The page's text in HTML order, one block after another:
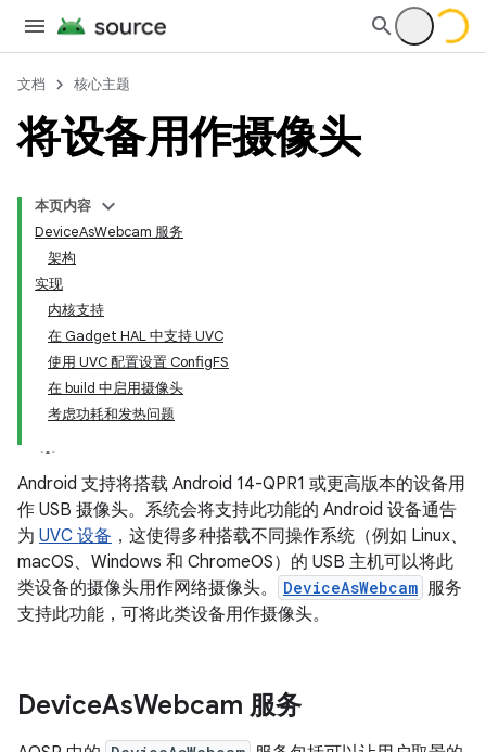
文档 核心主题
将设备用作摄像头
本页内容
DeviceAsWebcam 服务
架构
实现
内核支持
在 Gadget HAL 中支持 UVC
使用 UVC 配置设置 ConfigFS
在 build 中启用摄像头
考虑功耗和发热问题
Android 支持将搭载 Android 14-QPR1 或更高版本的设备用
作 USB 摄像头。系统会将支持此功能的 Android 设备通告
为 UVC 设备 ，这使得多种搭载不同操作系统（例如 Linux、
macOS、Windows 和 ChromeOS）的 USB 主机可以将此
类设备的摄像头用作网络摄像头。
DeviceAsWebcam 服务
支持此功能，可将此类设备用作摄像头。
DeviceAsWebcam 服务